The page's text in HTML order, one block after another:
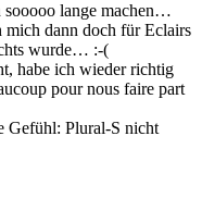
sooooo lange machen…
mich dann doch für Eclairs
wurde… :-(
habe ich wieder richtig
pour nous faire part
Gefühl: Plural-S nicht